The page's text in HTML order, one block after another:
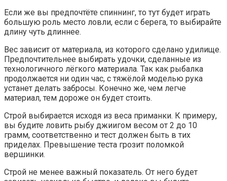
Если же вы предпочтёте спиннинг, то тут будет играть
большую роль место ловли, если с берега, то выбирайте
длину чуть длиннее.
Вес зависит от материала, из которого сделано удилище.
Предпочтительнее выбирать удочки, сделанные из
технологичного лёгкого материала. Так как рыбалка
продолжается ни один час, с тяжёлой моделью рука
устанет делать забросы. Конечно же, чем легче
материал, тем дороже он будет стоить.
Строй выбирается исходя из веса приманки. К примеру,
вы будите ловить рыбу джиигом весом от 2 до 10
грамм, соответственно и тест должен быть в тих
приделах. Превышение теста грозит поломкой
вершинки.
Строй не менее важный показатель. От него будет